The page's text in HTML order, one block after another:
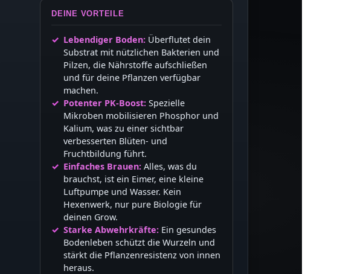
DEINE VORTEILE
Lebendiger Boden: Überflutet dein
Substrat mit nützlichen Bakterien und
Pilzen, die Nährstoffe aufschließen
und für deine Pflanzen verfügbar
machen.
Potenter PK-Boost: Spezielle
Mikroben mobilisieren Phosphor und
Kalium, was zu einer sichtbar
verbesserten Blüten- und
Fruchtbildung führt.
Einfaches Brauen: Alles, was du
brauchst, ist ein Eimer, eine kleine
Luftpumpe und Wasser. Kein
Hexenwerk, nur pure Biologie für
deinen Grow.
Starke Abwehrkräfte: Ein gesundes
Bodenleben schützt die Wurzeln und
stärkt die Pflanzenresistenz von innen
heraus.